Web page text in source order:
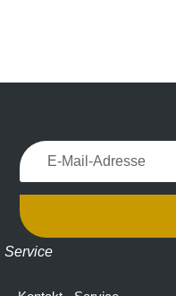
Service